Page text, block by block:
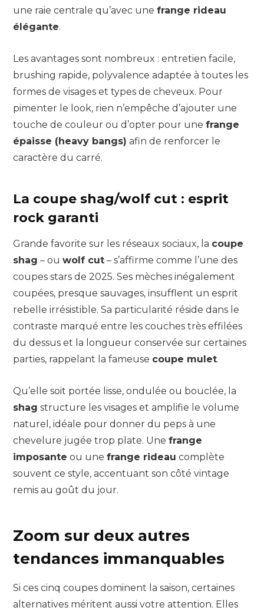
une raie centrale qu’avec une frange rideau
élégante.
Les avantages sont nombreux : entretien facile,
brushing rapide, polyvalence adaptée à toutes les
formes de visages et types de cheveux. Pour
pimenter le look, rien n’empêche d’ajouter une
touche de couleur ou d’opter pour une frange
épaisse (heavy bangs) afin de renforcer le
caractère du carré.
La coupe shag/wolf cut : esprit
rock garanti
Grande favorite sur les réseaux sociaux, la coupe
shag – ou wolf cut – s’affirme comme l’une des
coupes stars de 2025. Ses mèches inégalement
coupées, presque sauvages, insufflent un esprit
rebelle irrésistible. Sa particularité réside dans le
contraste marqué entre les couches très effilées
du dessus et la longueur conservée sur certaines
parties, rappelant la fameuse coupe mulet.
Qu’elle soit portée lisse, ondulée ou bouclée, la
shag structure les visages et amplifie le volume
naturel, idéale pour donner du peps à une
chevelure jugée trop plate. Une frange
imposante ou une frange rideau complète
souvent ce style, accentuant son côté vintage
remis au goût du jour.
Zoom sur deux autres
tendances immanquables
Si ces cinq coupes dominent la saison, certaines
alternatives méritent aussi votre attention. Elles